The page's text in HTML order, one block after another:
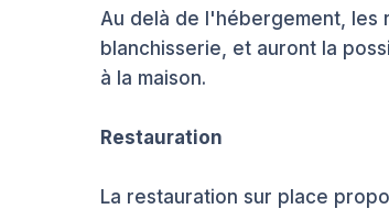
Au delà de l'hébergement, les
blanchisserie, et auront la
à la maison.
Restauration
La restauration sur place